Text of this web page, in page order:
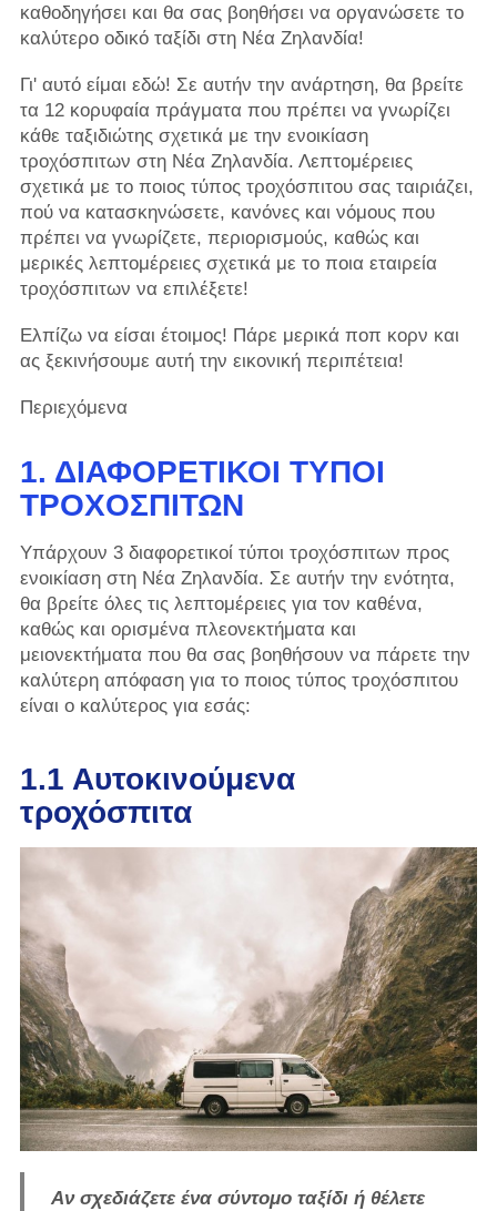
καθοδηγήσει και θα σας βοηθήσει να οργανώσετε το
καλύτερο οδικό ταξίδι στη Νέα Ζηλανδία!
Γι' αυτό είμαι εδώ! Σε αυτήν την ανάρτηση, θα βρείτε
τα 12 κορυφαία πράγματα που πρέπει να γνωρίζει
κάθε ταξιδιώτης σχετικά με την ενοικίαση
τροχόσπιτων στη Νέα Ζηλανδία. Λεπτομέρειες
σχετικά με το ποιος τύπος τροχόσπιτου σας ταιριάζει,
πού να κατασκηνώσετε, κανόνες και νόμους που
πρέπει να γνωρίζετε, περιορισμούς, καθώς και
μερικές λεπτομέρειες σχετικά με το ποια εταιρεία
τροχόσπιτων να επιλέξετε!
Ελπίζω να είσαι έτοιμος! Πάρε μερικά ποπ κορν και
ας ξεκινήσουμε αυτή την εικονική περιπέτεια!
Περιεχόμενα
1. ΔΙΑΦΟΡΕΤΙΚΟΊ ΤΎΠΟΙ
ΤΡΟΧΌΣΠΙΤΩΝ
Υπάρχουν 3 διαφορετικοί τύποι τροχόσπιτων προς
ενοικίαση στη Νέα Ζηλανδία. Σε αυτήν την ενότητα,
θα βρείτε όλες τις λεπτομέρειες για τον καθένα,
καθώς και ορισμένα πλεονεκτήματα και
μειονεκτήματα που θα σας βοηθήσουν να πάρετε την
καλύτερη απόφαση για το ποιος τύπος τροχόσπιτου
είναι ο καλύτερος για εσάς:
1.1 Αυτοκινούμενα
τροχόσπιτα
Αν σχεδιάζετε ένα σύντομο ταξίδι ή θέλετε